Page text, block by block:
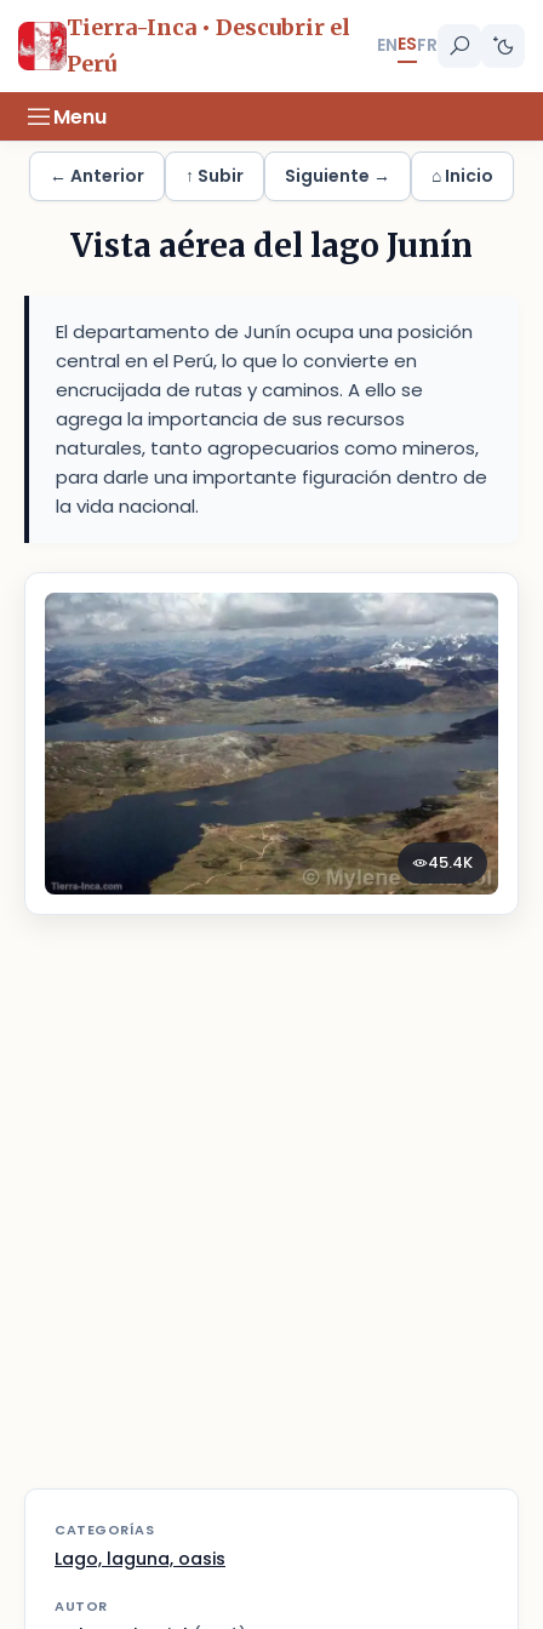
Tierra-Inca • Descubrir el
Perú
ENESFR
Menu
← Anterior ↑ Subir Siguiente → ⌂ Inicio
Vista aérea del lago Junín
El departamento de Junín ocupa una posición
central en el Perú, lo que lo convierte en
encrucijada de rutas y caminos. A ello se
agrega la importancia de sus recursos
naturales, tanto agropecuarios como mineros,
para darle una importante figuración dentro de
la vida nacional.
45.4K
CATEGORÍAS
Lago, laguna, oasis
AUTOR